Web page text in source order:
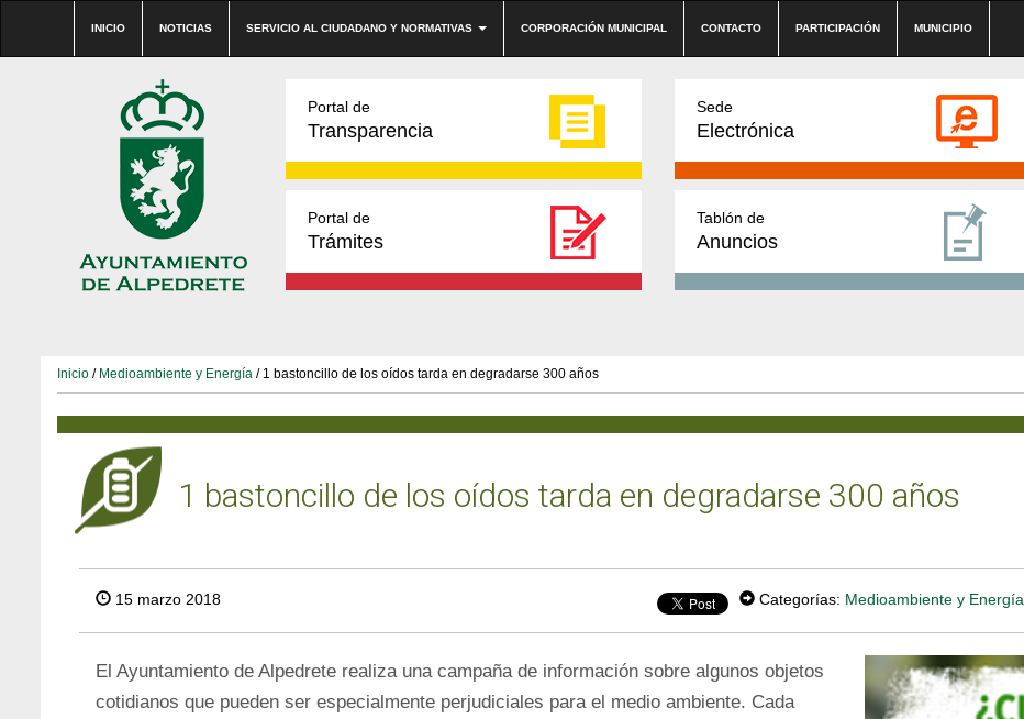
INICIO NOTICIAS SERVICIO AL CIUDADANO Y NORMATIVAS CORPORACIÓN MUNICIPAL CONTACTO PARTICIPACIÓN MUNICIPIO
Portal de
Transparencia
Sede
Electrónica
Portal de
Trámites
Tablón de
Anuncios
Inicio / Medioambiente y Energía / 1 bastoncillo de los oídos tarda en degradarse 300 años
1 bastoncillo de los oídos tarda en degradarse 300 años
15 marzo 2018 Categorías: Medioambiente y Energía
El Ayuntamiento de Alpedrete realiza una campaña de información sobre algunos objetos
cotidianos que pueden ser especialmente perjudiciales para el medio ambiente. Cada